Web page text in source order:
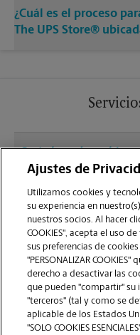
¿Cuál es el proceso
The UPS Store®
¿Qué clase de
debo usar para
¿Puedo terminar un
(laminado,
sucursal ubicada en
¿La sucursal de
impresión de gran
carteles o planos?
Ajustes de
Utilizamos cookies y
su experiencia en
nuestros socios. Al hacer clic
COOKIES", acepta el uso
sus preferencias de
"PERSONALIZAR
derecho a desactivar las
que pueden "compartir" su
"terceros" (tal y como se
aplicable de los Estados
"SOLO COOKIES